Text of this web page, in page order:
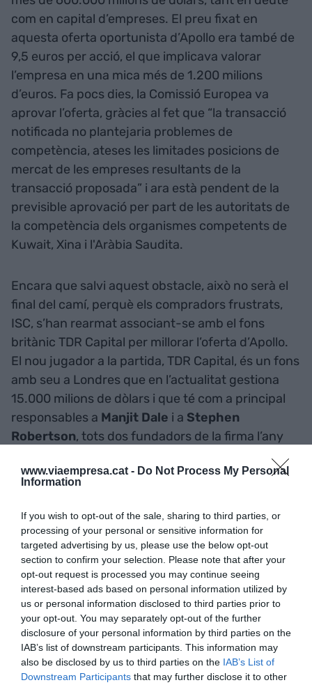
www.viaempresa.cat - Do Not Process My Personal
Information
If you wish to opt-out of the sale, sharing to third parties, or
processing of your personal or sensitive information for
targeted advertising by us, please use the below opt-out
section to confirm your selection. Please note that after your
opt-out request is processed you may continue seeing
interest-based ads based on personal information utilized by
us or personal information disclosed to third parties prior to
your opt-out. You may separately opt-out of the further
disclosure of your personal information by third parties on the
IAB’s list of downstream participants. This information may
also be disclosed by us to third parties on the IAB’s List of
Downstream Participants that may further disclose it to other
com en capital d’empreses. El preu fixat en
aquesta oferta oportunista d’Apollo era també de
9,5 euros per acció, el que implicava valorar
l’empresa en una mica més de 1.200 milions
d’euros. Fa pocs dies, la Comissió Europea va
aprovar l’oferta, gràcies al fet que “la transacció
notificada no plantejaria problemes de
competència, ateses les limitades posicions de
mercat de les empreses resultants de la
transacció proposada” i ara està pendent de la
previsible aprovació per part de les autoritats de
la competència dels organismes competents de
Kuwait, Xina i l'Aràbia Saudita.
Encara que salvi aquest obstacle, això no serà el
final del camí, perquè els compradors frustrats,
ISC, s’han rearmat associant-se amb el fons
britànic TDR Capital per millorar l’oferta d’Apollo.
El nou jugador a la partida, TDR Capital, és un fons
amb seu a Londres que en l’actualitat gestiona
15.000 milions de dòlars i que té com a principal
responsables a Manjit Dale i a Stephen
Robertson, tots dos fundadors de la firma l’any
2002. Les seves inversions estan repartides en un
espectre molt ampli de sectors, des de la
Buffalo Grill i Pizza Express), al lloguer de palets
(LPR), passant pels centres de fitness (David
Lloyd, que a Barcelona gestiona el Reial Club
Tennis del Turó).
El fons sobirà de Noruega
posseeix un 2,3% d’Applus
L’aliança entre ISC i TDR Capital ha donat els seus